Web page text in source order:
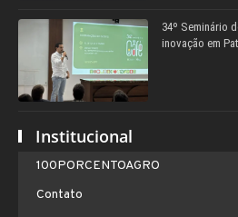
34º Seminário
inovação em
Institucional
100PORCENTOAGRO
Contato